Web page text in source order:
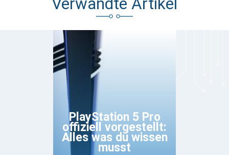
PlayStation 5 Pro
offiziell vorgestellt:
Alles was du wissen
musst